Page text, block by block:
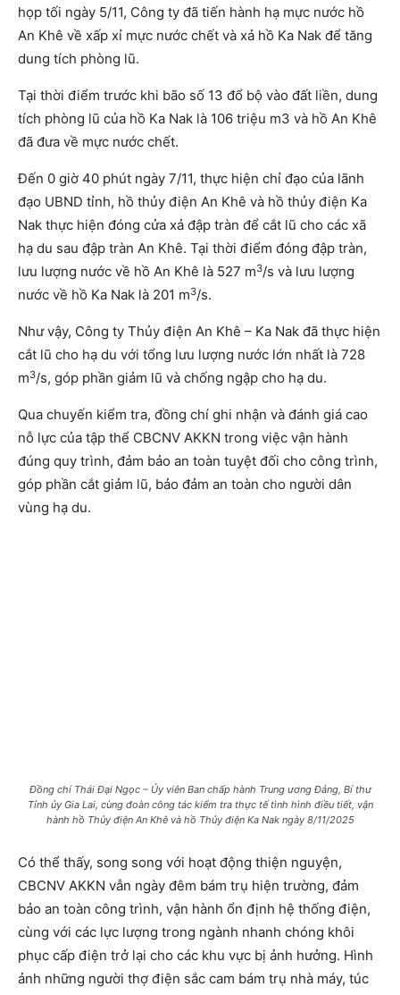
họp tối ngày 5/11, Công ty đã tiến hành hạ mực nước hồ
An Khê về xấp xỉ mực nước chết và xả hồ Ka Nak để tăng
dung tích phòng lũ.
Tại thời điểm trước khi bão số 13 đổ bộ vào đất liền, dung
tích phòng lũ của hồ Ka Nak là 106 triệu m3 và hồ An Khê
đã đưa về mực nước chết.
Đến 0 giờ 40 phút ngày 7/11, thực hiện chỉ đạo của lãnh
đạo UBND tỉnh, hồ thủy điện An Khê và hồ thủy điện Ka
Nak thực hiện đóng cửa xả đập tràn để cắt lũ cho các xã
hạ du sau đập tràn An Khê. Tại thời điểm đóng đập tràn,
lưu lượng nước về hồ An Khê là 527 m3/s và lưu lượng
nước về hồ Ka Nak là 201 m3/s.
Như vậy, Công ty Thủy điện An Khê – Ka Nak đã thực hiện
cắt lũ cho hạ du với tổng lưu lượng nước lớn nhất là 728
m3/s, góp phần giảm lũ và chống ngập cho hạ du.
Qua chuyến kiểm tra, đồng chí ghi nhận và đánh giá cao
nỗ lực của tập thể CBCNV AKKN trong việc vận hành
đúng quy trình, đảm bảo an toàn tuyệt đối cho công trình,
góp phần cắt giảm lũ, bảo đảm an toàn cho người dân
vùng hạ du.
Đồng chí Thái Đại Ngọc – Ủy viên Ban chấp hành Trung ương Đảng, Bí thư
Tỉnh ủy Gia Lai, cùng đoàn công tác kiểm tra thực tế tình hình điều tiết, vận
hành hồ Thủy điện An Khê và hồ Thủy điện Ka Nak ngày 8/11/2025
Có thể thấy, song song với hoạt động thiện nguyện,
CBCNV AKKN vẫn ngày đêm bám trụ hiện trường, đảm
bảo an toàn công trình, vận hành ổn định hệ thống điện,
cùng với các lực lượng trong ngành nhanh chóng khôi
phục cấp điện trở lại cho các khu vực bị ảnh hưởng. Hình
ảnh những người thợ điện sắc cam bám trụ nhà máy, túc